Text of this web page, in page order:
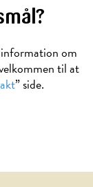
om
til at
” side.